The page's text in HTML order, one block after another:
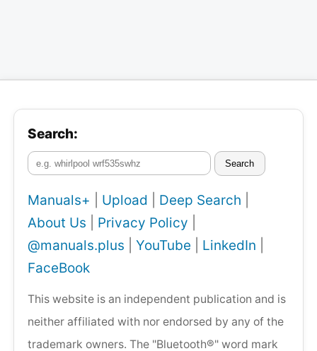
Search:
Search
Manuals+ Upload Deep Search
About Us
Privacy Policy
@manuals.plus
YouTube LinkedIn
FaceBook
This website is an independent publication and is
neither affiliated with nor endorsed by any of the
trademark owners. The "Bluetooth®" word mark